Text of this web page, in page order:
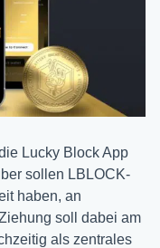
Lucky Block App
sollen LBLOCK-
haben, an
soll dabei am
als zentrales